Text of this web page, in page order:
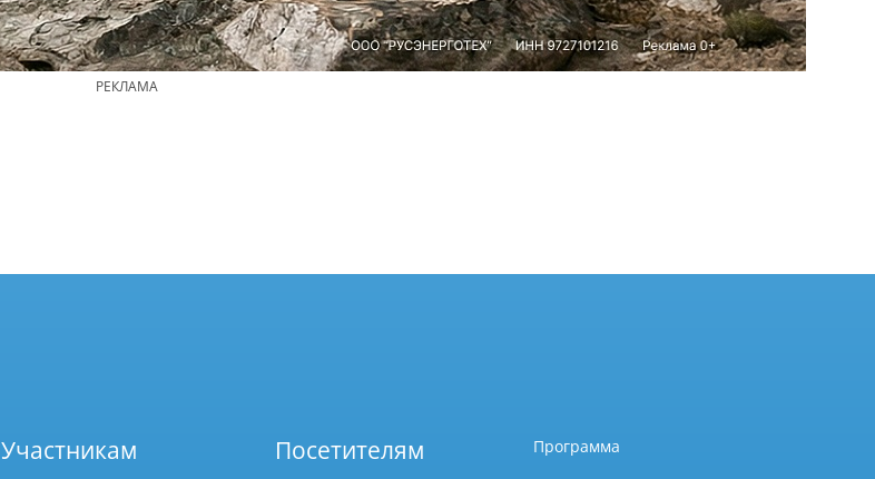
РЕКЛАМА
Участникам Посетителям Программа